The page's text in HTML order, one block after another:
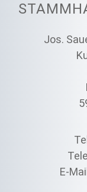
Jos.
E-